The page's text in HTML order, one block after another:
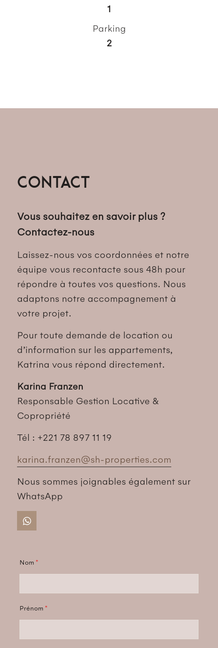
1
Parking
2
Contact
Vous souhaitez en savoir plus ?
Contactez-nous
Laissez-nous vos coordonnées et notre
équipe vous recontacte sous 48h pour
répondre à toutes vos questions. Nous
adaptons notre accompagnement à
votre projet.
Pour toute demande de location ou
d’information sur les appartements,
Katrina vous répond directement.
Karina Franzen
Responsable Gestion Locative &
Copropriété
Tél : +221 78 897 11 19
karina.franzen@sh-properties.com
Nous sommes joignables également sur
WhatsApp
Nom *
Prénom *